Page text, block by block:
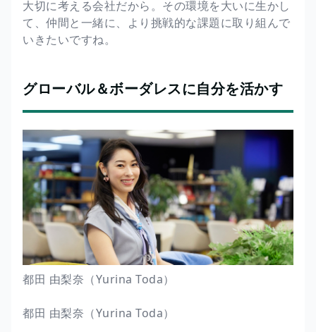
大切に考える会社だから。その環境を大いに生かし
て、仲間と一緒に、より挑戦的な課題に取り組んで
いきたいですね。
グローバル＆ボーダレスに自分を活かす
都田 由梨奈（Yurina Toda）
都田 由梨奈（Yurina Toda）